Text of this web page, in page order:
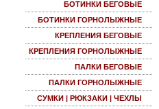
БОТИНКИ БЕГОВЫЕ
БОТИНКИ ГОРНОЛЫЖНЫЕ
КРЕПЛЕНИЯ БЕГОВЫЕ
КРЕПЛЕНИЯ ГОРНОЛЫЖНЫЕ
ПАЛКИ БЕГОВЫЕ
ПАЛКИ ГОРНОЛЫЖНЫЕ
СУМКИ | РЮКЗАКИ | ЧЕХЛЫ